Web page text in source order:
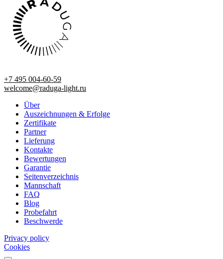
+7 495 004-60-59
welcome@raduga-light.ru
Über
Auszeichnungen & Erfolge
Zertifikate
Partner
Lieferung
Kontakte
Bewertungen
Garantie
Seitenverzeichnis
Mannschaft
FAQ
Blog
Probefahrt
Beschwerde
Privacy policy
Cookies